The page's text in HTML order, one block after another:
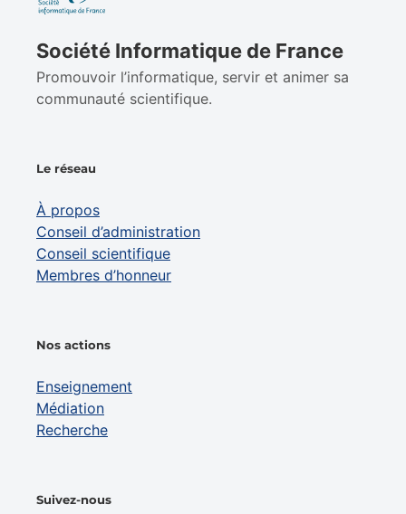
Société Informatique de France
Promouvoir l’informatique, servir et animer sa
communauté scientifique.
Le réseau
À propos
Conseil d’administration
Conseil scientifique
Membres d’honneur
Nos actions
Enseignement
Médiation
Recherche
Suivez-nous